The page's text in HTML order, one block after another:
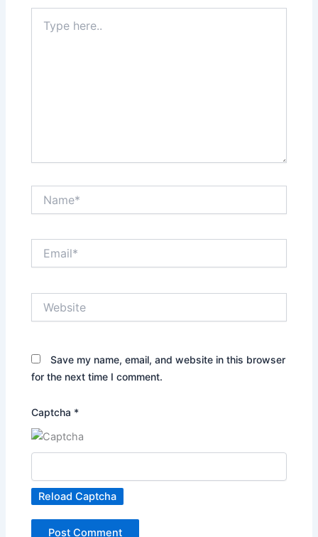
here..
Save my name, email, and website in this browser
for the next time I comment.
Captcha *
Reload Captcha